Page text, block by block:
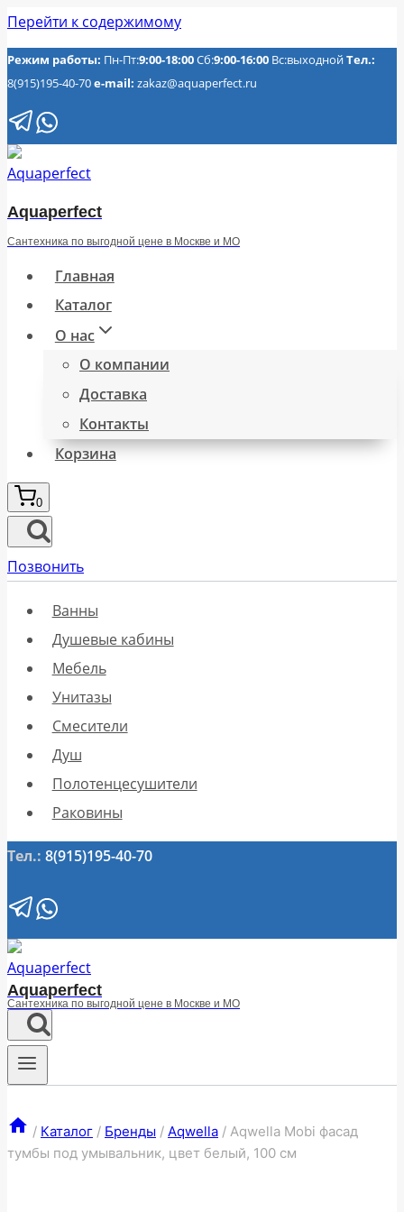
Перейти к содержимому
Режим работы: Пн-Пт:9:00-18:00Сб:9:00-16:00 Вс:выходнойТел.:
8(915)195-40-70e-mail: zakaz@aquaperfect.ru
Aquaperfect
Сантехника по выгодной цене в Москве и МО
Главная
Каталог
О нас
О компании
Доставка
Контакты
Корзина
0
Позвонить
Ванны
Душевые кабины
Мебель
Унитазы
Смесители
Душ
Полотенцесушители
Раковины
Тел.: 8(915)195-40-70
Aquaperfect
Сантехника по выгодной цене в Москве и МО
/ Каталог / Бренды / Aqwella / Aqwella Mobi фасад
тумбы под умывальник, цвет белый, 100 см